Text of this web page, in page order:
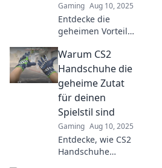
Gaming Aug 10, 2025
Entdecke die
geheimen Vorteile
Handschuhen!
Verbessere dein
Inventar und
werde zum Game-
Changer in deinem
Team!
Warum CS2
Handschuhe die
geheime Zutat
für deinen
Spielstil sind
Gaming Aug 10, 2025
Entdecke, wie CS2
Handschuhe